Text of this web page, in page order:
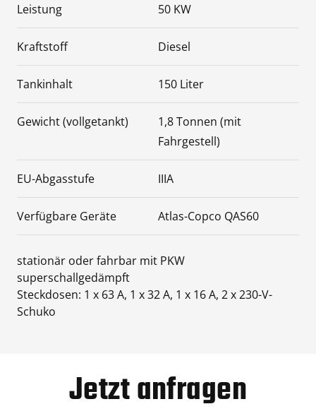
Leistung 50 KW
Kraftstoff Diesel
Tankinhalt 150 Liter
Gewicht (vollgetankt)
1,8 Tonnen (mit
Fahrgestell)
EU-Abgasstufe IIIA
Verfügbare Geräte Atlas-Copco QAS60
stationär oder fahrbar mit PKW
superschallgedämpft
Steckdosen: 1 x 63 A, 1 x 32 A, 1 x 16 A, 2 x 230-V-
Schuko
Jetzt anfragen